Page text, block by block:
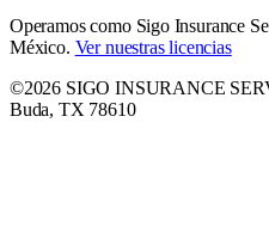
Operamos como Sigo Insurance
México. Ver nuestras licencias
©2026 SIGO INSURANCE
Buda, TX 78610